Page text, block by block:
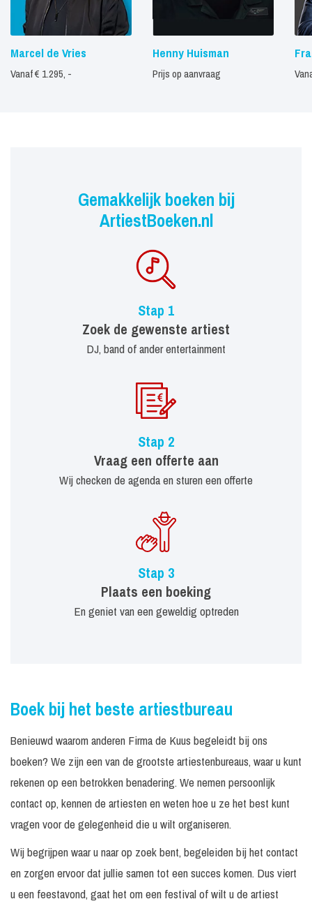
Marcel de Vries
Vanaf € 1.295, -
Henny Huisman
Prijs op aanvraag
Gemakkelijk boeken bij
ArtiestBoeken.nl
Stap 1
Zoek de gewenste artiest
DJ, band of ander entertainment
Stap 2
Vraag een offerte aan
Wij checken de agenda en sturen een offerte
Stap 3
Plaats een boeking
En geniet van een geweldig optreden
Boek bij het beste artiestbureau
Benieuwd waarom anderen Firma de Kuus begeleidt bij ons
boeken? We zijn een van de grootste artiestenbureaus, waar u kunt
rekenen op een betrokken benadering. We nemen persoonlijk
contact op, kennen de artiesten en weten hoe u ze het best kunt
vragen voor de gelegenheid die u wilt organiseren.
Wij begrijpen waar u naar op zoek bent, begeleiden bij het contact
en zorgen ervoor dat jullie samen tot een succes komen. Dus viert
u een feestavond, gaat het om een festival of wilt u de artiest